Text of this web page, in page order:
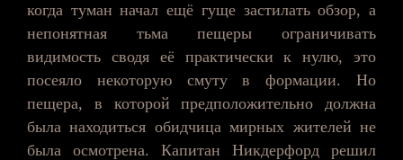
когда туман начал ещё гуще застилать обзор, а
непонятная тьма пещеры ограничивать
видимость сводя её практически к нулю, это
посеяло некоторую смуту в формации. Но
пещера, в которой предположительно должна
была находиться обидчица мирных жителей не
была осмотрена. Капитан Никдерфорд решил